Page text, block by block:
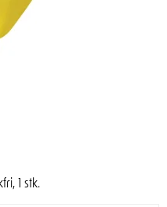
1 stk.